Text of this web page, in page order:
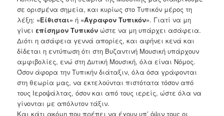
σε ορισμένα σημεία, και κυρίως στο Τυπικόν μέρος τη
λέξη: «Είθισται» ή «Άγραφον Τυπικόν». Γιατί να μη
γίνειεπίσημον Τυπικόν ώστε να μη υπάρχει ασάφεια.
Διότι η ασάφεια γεννά απορίες, και αφήνει κενά και
δίδεται η εντύπωση ότι στη Βυζαντινή Μουσική υπάρχουν
αμφιβολίες, ενώ στη Δυτική Μουσική, όλα είναι Νόμος.
Όσον άφορα την Τυπικήν διάταξιν, όλα όσα γράφονται
στη θεωρία μας, να εκτελούνται πιστότατα τόσον από
τους Ιεροψάλτας, όσον και από τους ιερείς, ώστε όλα να
γίνονται με απόλυτον τάξιν.
Και κάτι ακόμη που πρέπει να έχουν υπ’ όψιν τους οι